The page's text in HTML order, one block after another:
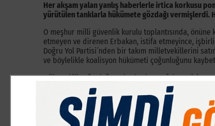
Her akşam yalan yanlış haberlerle irtica korkusu
yürütülen tanklarla hükümete gözdağı
O meşhur milli güvenlik kurulu toplantısında,
etmeyen ve direnen Erbakan, istifa etmeyince,
Doğru Yol Partisi´nden bir takım milletvekillerini
ve böylelikle koalisyon hükümeti çoğunluğunu
Milletvekili çoğunluğunu kaybeden Refah Partisi ve
dönemin Cumhurbaşkanı Süleyman Demirel,
Hükümetin bozulması ve yerine kurulan Anasol-D
devam ettirdiler.